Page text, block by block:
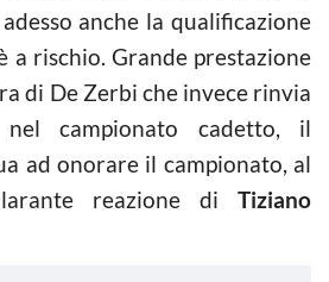
anche la qualificazione
a rischio. Grande prestazione
di De Zerbi che invece rinvia
nel campionato cadetto, il
ad onorare il campionato, al
reazione di Tiziano